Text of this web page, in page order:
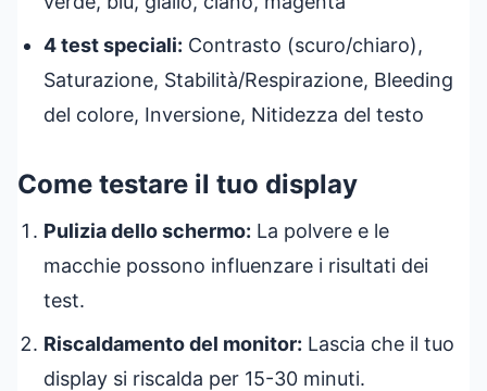
4 test speciali: Contrasto (scuro/chiaro),
Saturazione, Stabilità/Respirazione, Bleeding
del colore, Inversione, Nitidezza del testo
Come testare il tuo display
Pulizia dello schermo: La polvere e le
macchie possono influenzare i risultati dei
test.
Riscaldamento del monitor: Lascia che il tuo
display si riscalda per 15-30 minuti.